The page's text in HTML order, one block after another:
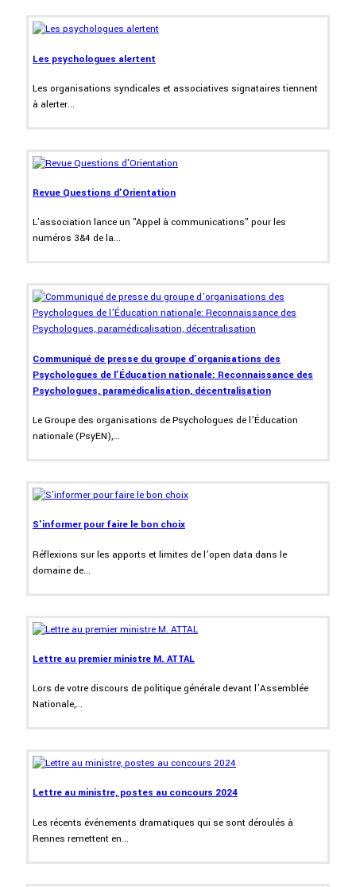
Les psychologues alertent
Les organisations syndicales et associatives signataires tiennent
à alerter...
Revue Questions d'Orientation
L'association lance un "Appel à communications" pour les
numéros 3&4 de la...
Communiqué de presse du groupe d’organisations des
Psychologues de l’Éducation nationale: Reconnaissance des
Psychologues, paramédicalisation, décentralisation
Le Groupe des organisations de Psychologues de l’Éducation
nationale (PsyEN),...
S'informer pour faire le bon choix
Réflexions sur les apports et limites de l’open data dans le
domaine de...
Lettre au premier ministre M. ATTAL
Lors de votre discours de politique générale devant l’Assemblée
Nationale,...
Lettre au ministre, postes au concours 2024
Les récents événements dramatiques qui se sont déroulés à
Rennes remettent en...